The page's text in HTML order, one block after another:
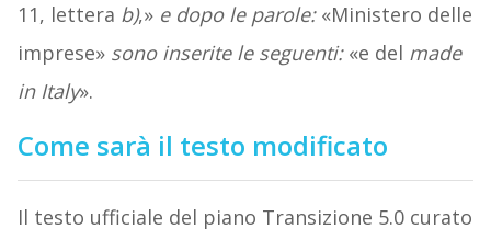
11, lettera b),» e dopo le parole:«Ministero delle
imprese» sono inserite le seguenti:«e del made
in Italy».
Come sarà il testo modificato
Il testo ufficiale del piano Transizione 5.0 curato